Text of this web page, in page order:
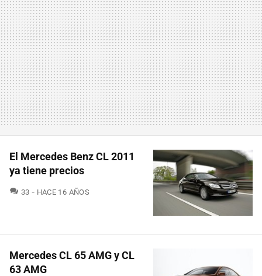
El Mercedes Benz CL 2011
ya tiene precios
33 COMENTARIOS
HACE 16 AÑOS
Mercedes CL 65 AMG y CL
63 AMG